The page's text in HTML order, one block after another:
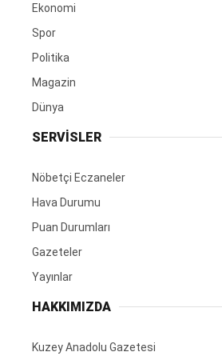
Ekonomi
Spor
Politika
Magazin
Dünya
SERVİSLER
Nöbetçi Eczaneler
Hava Durumu
Puan Durumları
Gazeteler
Yayınlar
HAKKIMIZDA
Kuzey Anadolu Gazetesi